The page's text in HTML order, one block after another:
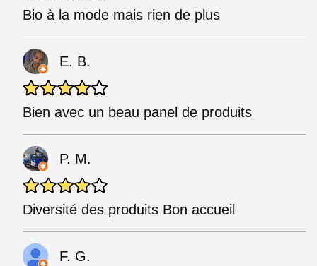
Bio à la mode mais rien de plus
E. B.
Bien avec un beau panel de produits
P. M.
Diversité des produits Bon accueil
F. G.